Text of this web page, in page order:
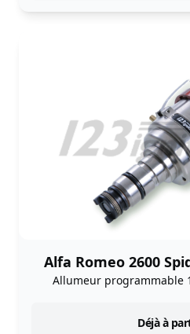
Alfa Romeo 2600
Allumeur programmable
Déjà à
instock